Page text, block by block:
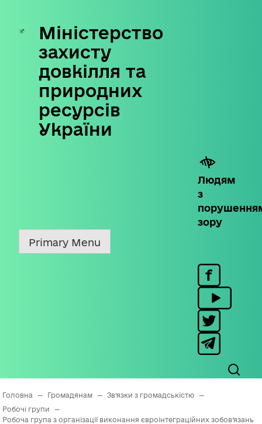
Skip
content
Міністерство
захисту
довкілля та
природних
ресурсів
України
Людям
з
зору
Primary Menu
Головна — Громадянам — Зв’язки з громадськістю
—
Робочі групи
—
Робоча група з організації виконання євроінтеграційних зобов’язань